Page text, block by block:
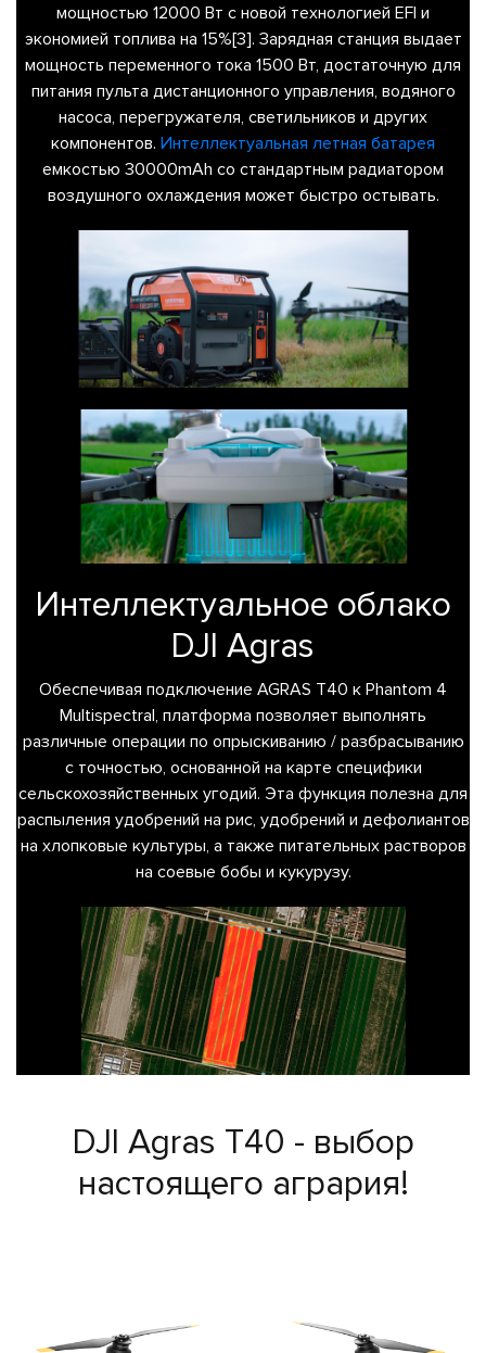
мощностью 12000 Вт с новой технологией EFI и
экономией топлива на 15%[3]. Зарядная станция выдает
мощность переменного тока 1500 Вт, достаточную для
питания пульта дистанционного управления, водяного
насоса, перегружателя, светильников и других
компонентов. Интеллектуальная летная батарея
емкостью 30000mAh со стандартным радиатором
воздушного охлаждения может быстро остывать.
Интеллектуальное облако
DJI Agras
Обеспечивая подключение AGRAS T40 к Phantom 4
Multispectral, платформа позволяет выполнять
различные операции по опрыскиванию / разбрасыванию
с точностью, основанной на карте специфики
сельскохозяйственных угодий. Эта функция полезна для
распыления удобрений на рис, удобрений и дефолиантов
на хлопковые культуры, а также питательных растворов
на соевые бобы и кукурузу.
DJI Agras T40 - выбор
настоящего агрария!